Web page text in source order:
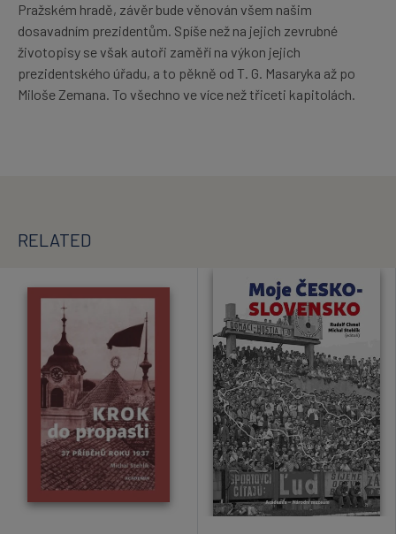
Pražském hradě, závěr bude věnován všem našim
dosavadním prezidentům. Spíše než na jejich zevrubné
životopisy se však autoři zaměří na výkon jejich
prezidentského úřadu, a to pěkně od T. G. Masaryka až po
Miloše Zemana. To všechno ve více než třiceti kapitolách.
RELATED